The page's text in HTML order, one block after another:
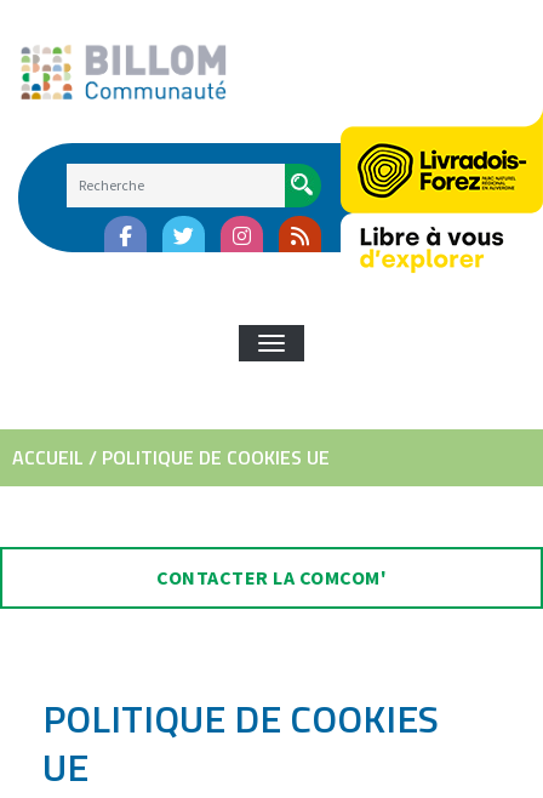
content
AFFICHER/MASQUER LA
ACCUEIL / POLITIQUE DE COOKIES UE
CONTACTER LA COMCOM'
POLITIQUE DE COOKIES
UE